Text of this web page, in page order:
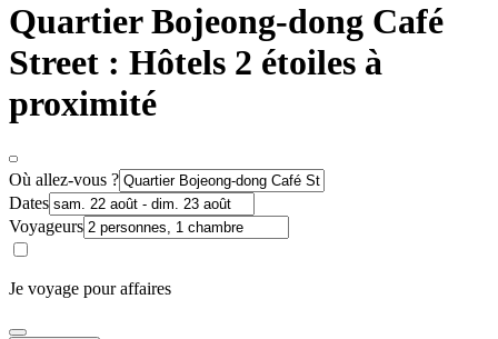
Quartier Bojeong-dong Café
Street : Hôtels 2 étoiles à
proximité
Où allez-vous ?
Dates
Voyageurs
Je voyage pour affaires